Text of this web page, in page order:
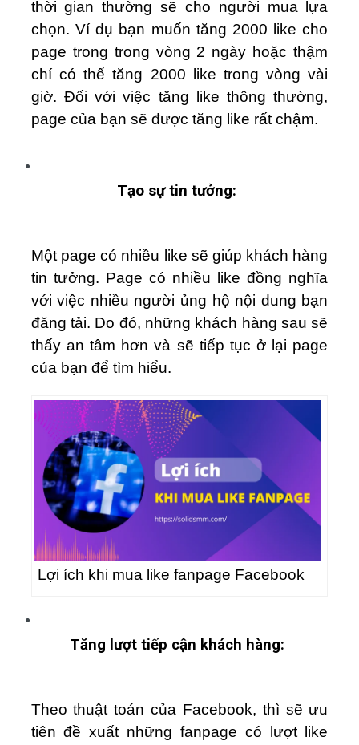
thời gian thường sẽ cho người mua lựa
chọn. Ví dụ bạn muốn tăng 2000 like cho
page trong trong vòng 2 ngày hoặc thậm
chí có thể tăng 2000 like trong vòng vài
giờ. Đối với việc tăng like thông thường,
page của bạn sẽ được tăng like rất chậm.
Tạo sự tin tưởng:
Một page có nhiều like sẽ giúp khách hàng
tin tưởng. Page có nhiều like đồng nghĩa
với việc nhiều người ủng hộ nội dung bạn
đăng tải. Do đó, những khách hàng sau sẽ
thấy an tâm hơn và sẽ tiếp tục ở lại page
của bạn để tìm hiểu.
Lợi ích khi mua like fanpage Facebook
Tăng lượt tiếp cận khách hàng:
Theo thuật toán của Facebook, thì sẽ ưu
tiên đề xuất những fanpage có lượt like